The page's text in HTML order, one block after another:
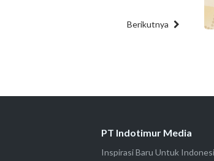
Berikutnya
PT Indotimur Media
Inspirasi Baru Untuk